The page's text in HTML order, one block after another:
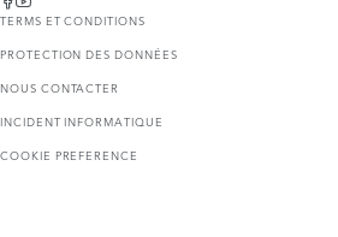
TERMS ET CONDITIONS
PROTECTION DES DONNÉES
NOUS CONTACTER
INCIDENT INFORMATIQUE
COOKIE PREFERENCE